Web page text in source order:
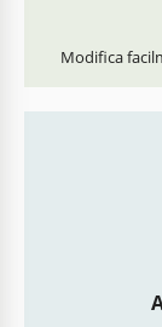
Modifica